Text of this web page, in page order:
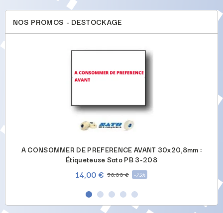
NOS PROMOS - DESTOCKAGE
A CONSOMMER DE PREFERENCE AVANT 30x20,8mm :
Étiqueteuse Sato PB 3-208
14,00 € 56,00 € -75%